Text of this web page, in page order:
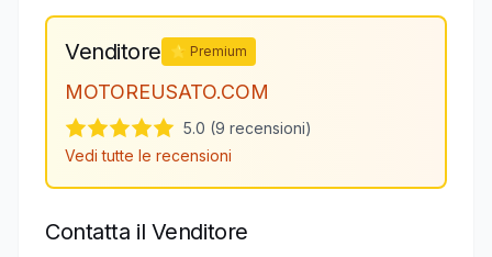
Venditore ⭐ Premium
MOTOREUSATO.COM
5.0 (9 recensioni)
Vedi tutte le recensioni
Contatta il Venditore